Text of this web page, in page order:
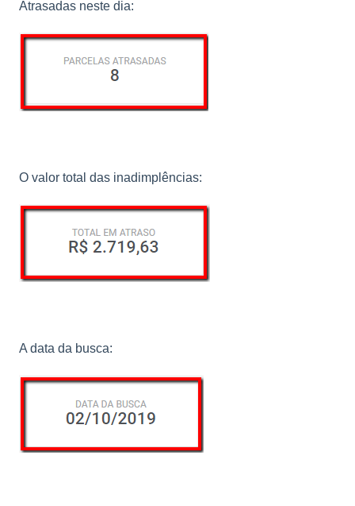
Atrasadas neste dia:
O valor total das inadimplências:
A data da busca: